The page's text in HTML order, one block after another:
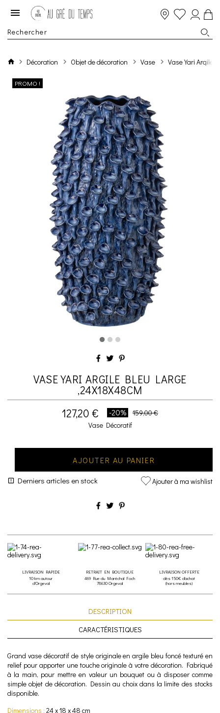
Décoration Objet de décoration Vase Vase Yari Argile
PROMO !
VASE YARI ARGILE BLEU LARGE
,24X18X48CM
127,20 €
-20%
159,00 €
Vase Décoratif
AJOUTER AU PANIER
Derniers articles en stock Ajouter à ma wishlist
LIVRAISON RAPIDE
10 km autour
d'Orgeval
RETRAIT EN BOUTIQUE
469 Rue du Maréchal Foch
78630 Orgeval
LIVRAISON OFFERTE
dès 150€ d'achat
(hors meubles)
DESCRIPTION
CARACTÉRISTIQUES
Grand vase décoratif de style originale en argile bleu foncé texturé en
relief pour apporter une touche originale à votre décoration. Fabriqué
à la main, pour mettre en valeur un bouquet ou à disposer comme
simple objet de décoration. Dessin au choix dans la limite des stocks
disponible.
Dimensions : 24 x 18 x 48 cm